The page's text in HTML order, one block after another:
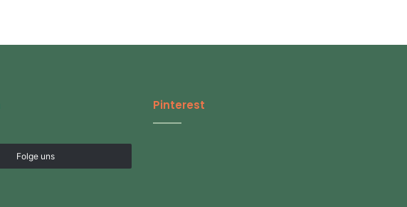
Folge uns
Pinterest